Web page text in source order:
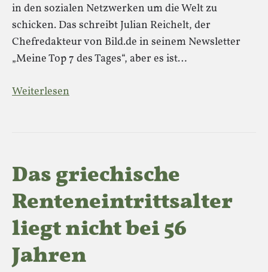
in den sozialen Netzwerken um die Welt zu
schicken. Das schreibt Julian Reichelt, der
Chefredakteur von Bild.de in seinem Newsletter
„Meine Top 7 des Tages“, aber es ist…
Weiterlesen
Das griechische
Renteneintrittsalter
liegt nicht bei 56
Jahren